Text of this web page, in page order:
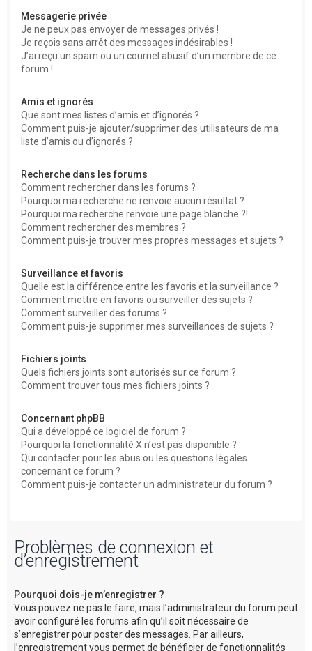
Messagerie privée
Je ne peux pas envoyer de messages privés !
Je reçois sans arrêt des messages indésirables !
J’ai reçu un spam ou un courriel abusif d’un membre de ce
forum !
Amis et ignorés
Que sont mes listes d’amis et d’ignorés ?
Comment puis-je ajouter/supprimer des utilisateurs de ma
liste d’amis ou d’ignorés ?
Recherche dans les forums
Comment rechercher dans les forums ?
Pourquoi ma recherche ne renvoie aucun résultat ?
Pourquoi ma recherche renvoie une page blanche ?!
Comment rechercher des membres ?
Comment puis-je trouver mes propres messages et sujets ?
Surveillance et favoris
Quelle est la différence entre les favoris et la surveillance ?
Comment mettre en favoris ou surveiller des sujets ?
Comment surveiller des forums ?
Comment puis-je supprimer mes surveillances de sujets ?
Fichiers joints
Quels fichiers joints sont autorisés sur ce forum ?
Comment trouver tous mes fichiers joints ?
Concernant phpBB
Qui a développé ce logiciel de forum ?
Pourquoi la fonctionnalité X n’est pas disponible ?
Qui contacter pour les abus ou les questions légales
concernant ce forum ?
Comment puis-je contacter un administrateur du forum ?
Problèmes de connexion et
d’enregistrement
Pourquoi dois-je m’enregistrer ?
Vous pouvez ne pas le faire, mais l’administrateur du forum peut
avoir configuré les forums afin qu’il soit nécessaire de
s’enregistrer pour poster des messages. Par ailleurs,
l’enregistrement vous permet de bénéficier de fonctionnalités